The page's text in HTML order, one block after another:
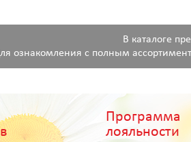
В каталоге
ознакомления с полным
Программа
лояльности